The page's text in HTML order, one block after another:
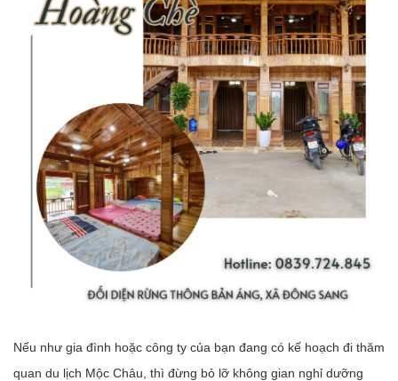
Nếu như gia đình hoặc công ty của bạn đang có kế hoạch đi thăm
quan du lịch Mộc Châu, thì đừng bỏ lỡ không gian nghỉ dưỡng